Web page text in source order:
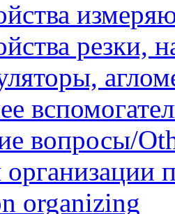
резки,
вопросы/
organizing